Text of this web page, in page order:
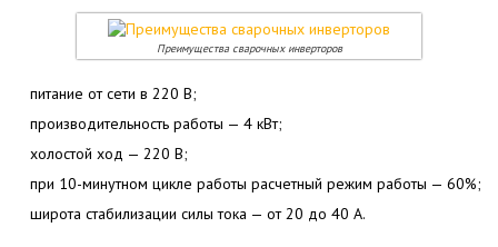
Преимущества сварочных инверторов
питание от сети в 220 B;
производительность работы — 4 кВт;
холостой ход — 220 B;
при 10-минутном цикле работы расчетный режим работы — 60%;
широта стабилизации силы тока — от 20 до 40 A.